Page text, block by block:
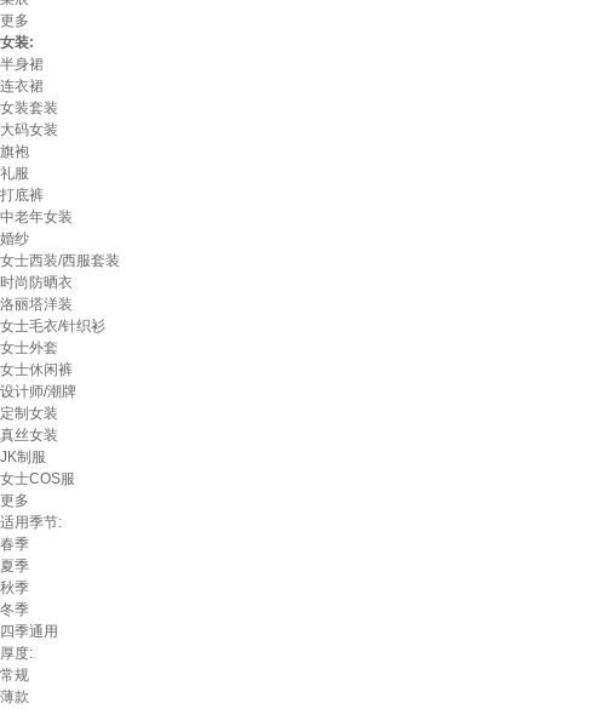
更多
女装:
半身裙
连衣裙
女装套装
大码女装
旗袍
礼服
打底裤
中老年女装
婚纱
女士西装/西服套装
时尚防晒衣
洛丽塔洋装
女士毛衣/针织衫
女士外套
女士休闲裤
设计师/潮牌
定制女装
真丝女装
JK制服
女士COS服
更多
适用季节:
春季
夏季
秋季
冬季
四季通用
厚度:
常规
薄款